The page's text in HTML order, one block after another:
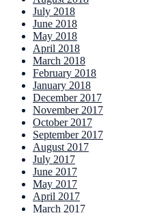
July 2018
June 2018
May 2018
April 2018
March 2018
February 2018
January 2018
December 2017
November 2017
October 2017
September 2017
August 2017
July 2017
June 2017
May 2017
April 2017
March 2017